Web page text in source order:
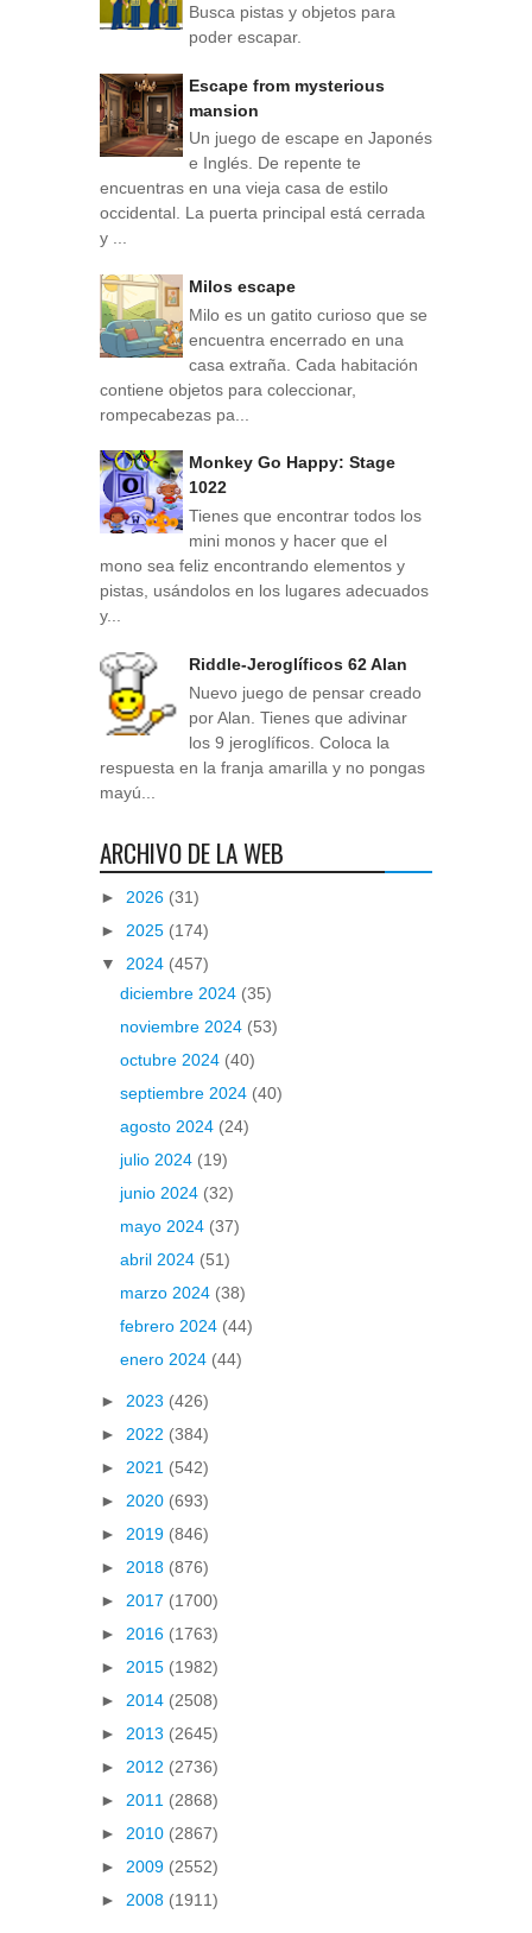
Busca pistas y objetos para
poder escapar.
Escape from mysterious
mansion
Un juego de escape en Japonés
e Inglés. De repente te
encuentras en una vieja casa de estilo
occidental. La puerta principal está cerrada
y ...
Milos escape
Milo es un gatito curioso que se
encuentra encerrado en una
casa extraña. Cada habitación
contiene objetos para coleccionar,
rompecabezas pa...
Monkey Go Happy: Stage
1022
Tienes que encontrar todos los
mini monos y hacer que el
mono sea feliz encontrando elementos y
pistas, usándolos en los lugares adecuados
y...
Riddle-Jeroglíficos 62 Alan
Nuevo juego de pensar creado
por Alan. Tienes que adivinar
los 9 jeroglíficos. Coloca la
respuesta en la franja amarilla y no pongas
mayú...
ARCHIVO DE LA WEB
► 2026 (31)
► 2025 (174)
▼ 2024 (457)
diciembre 2024 (35)
noviembre 2024 (53)
octubre 2024 (40)
septiembre 2024 (40)
agosto 2024 (24)
julio 2024 (19)
junio 2024 (32)
mayo 2024 (37)
abril 2024 (51)
marzo 2024 (38)
febrero 2024 (44)
enero 2024 (44)
► 2023 (426)
► 2022 (384)
► 2021 (542)
► 2020 (693)
► 2019 (846)
► 2018 (876)
► 2017 (1700)
► 2016 (1763)
► 2015 (1982)
► 2014 (2508)
► 2013 (2645)
► 2012 (2736)
► 2011 (2868)
► 2010 (2867)
► 2009 (2552)
► 2008 (1911)